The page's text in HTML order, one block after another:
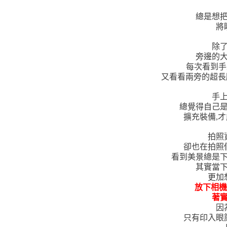
總是想
將
除
旁邊的
每次看到
又看看兩旁的超
手
總覺得自己
擴充裝備,
拍照
卻也在拍照
看到美景總是
其實當
更
放下相
著
因
只有印入眼